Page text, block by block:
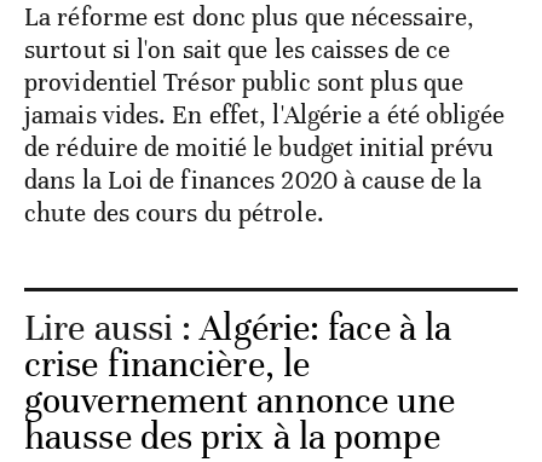
La réforme est donc plus que nécessaire,
surtout si l'on sait que les caisses de ce
providentiel Trésor public sont plus que
jamais vides. En effet, l'Algérie a été obligée
de réduire de moitié le budget initial prévu
dans la Loi de finances 2020 à cause de la
chute des cours du pétrole.
Lire aussi :Algérie: face à la
crise financière, le
gouvernement annonce une
hausse des prix à la pompe